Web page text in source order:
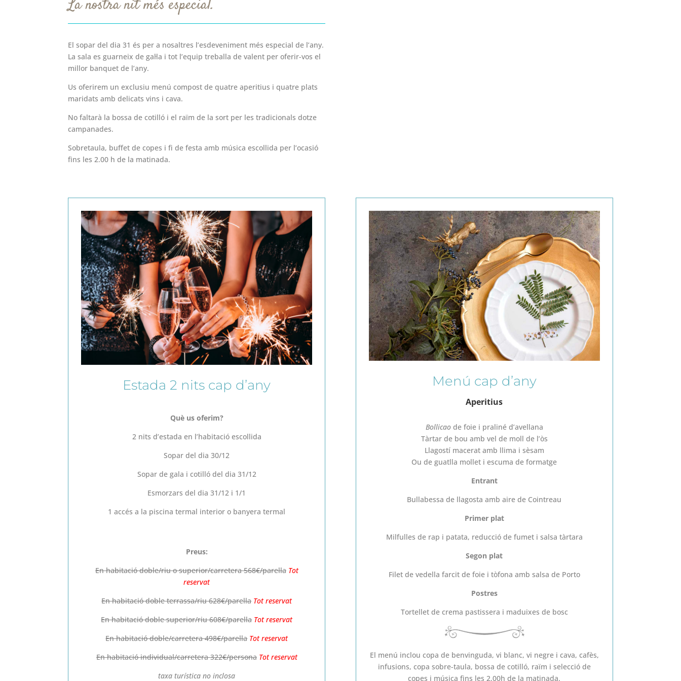
La nostra nit més especial.
El sopar del dia 31 és per a nosaltres l’esdeveniment més especial de l’any.
La sala es guarneix de gal·la i tot l’equip treballa de valent per oferir-vos el
millor banquet de l’any.
Us oferirem un exclusiu menú compost de quatre aperitius i quatre plats
maridats amb delicats vins i cava.
No faltarà la bossa de cotilló i el raïm de la sort per les tradicionals dotze
campanades.
Sobretaula, buffet de copes i fi de festa amb música escollida per l’ocasió
fins les 2.00 h de la matinada.
Estada 2 nits cap d’any
Què us oferim?
2 nits d’estada en l’habitació escollida
Sopar del dia 30/12
Sopar de gala i cotilló del dia 31/12
Esmorzars del dia 31/12 i 1/1
1 accés a la piscina termal interior o banyera termal
Preus:
En habitació doble/riu o superior/carretera 568€/parellaTot
reservat
En habitació doble terrassa/riu 628€/parella Tot reservat
En habitació doble superior/riu 608€/parella Tot reservat
En habitació doble/carretera 498€/parella Tot reservat
En habitació individual/carretera 322€/persona Tot reservat
taxa turística no inclosa
Menú cap d’any
Aperitius
Bollicaode foie i praliné d’avellana
Tàrtar de bou amb vel de moll de l’òs
Llagostí macerat amb llima i sèsam
Ou de guatlla mollet i escuma de formatge
Entrant
Bullabessa de llagosta amb aire de Cointreau
Primer plat
Milfulles de rap i patata, reducció de fumet i salsa tàrtara
Segon plat
Filet de vedella farcit de foie i tòfona amb salsa de Porto
Postres
Tortellet de crema pastissera i maduixes de bosc
El menú inclou copa de benvinguda, vi blanc, vi negre i cava, cafès,
infusions, copa sobre-taula, bossa de cotilló, raïm i selecció de
copes i música fins les 2,00h de la matinada.